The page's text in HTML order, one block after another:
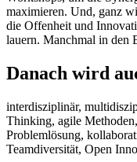
maximieren. Und, ganz
die Offenheit und
lauern. Manchmal in den
Danach wird
interdisziplinär,
Thinking, agile
Problemlösung,
Teamdiversität, Open